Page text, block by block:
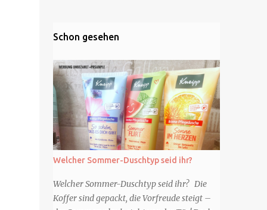
Schon gesehen
Welcher Sommer-Duschtyp seid ihr?
Welcher Sommer-Duschtyp seid ihr? Die
Koffer sind gepackt, die Vorfreude steigt –